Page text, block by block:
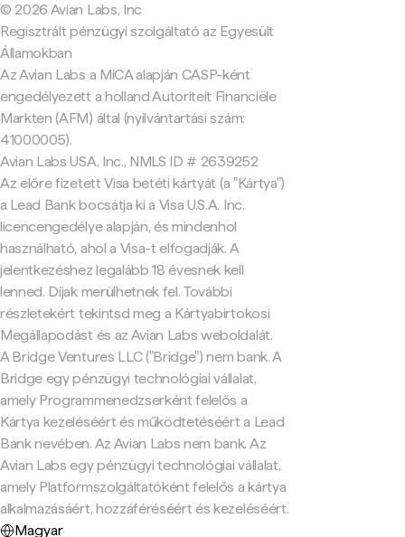
© 2026 Avian Labs, Inc
Regisztrált pénzügyi szolgáltató az Egyesült
Államokban
Az Avian Labs a MiCA alapján CASP-ként
engedélyezett a holland Autoriteit Financiële
Markten (AFM) által (nyilvántartási szám:
41000005).
Avian Labs USA, Inc., NMLS ID # 2639252
Az előre fizetett Visa betéti kártyát (a "Kártya")
a Lead Bank bocsátja ki a Visa U.S.A. Inc.
licencengedélye alapján, és mindenhol
használható, ahol a Visa-t elfogadják. A
jelentkezéshez legalább 18 évesnek kell
lenned. Díjak merülhetnek fel. További
részletekért tekintsd meg a Kártyabirtokosi
Megállapodást és az Avian Labs weboldalát.
A Bridge Ventures LLC ("Bridge") nem bank. A
Bridge egy pénzügyi technológiai vállalat,
amely Programmenedzserként felelős a
Kártya kezeléséért és működtetéséért a Lead
Bank nevében. Az Avian Labs nem bank. Az
Avian Labs egy pénzügyi technológiai vállalat,
amely Platformszolgáltatóként felelős a kártya
alkalmazásáért, hozzáféréséért és kezeléséért.
Magyar